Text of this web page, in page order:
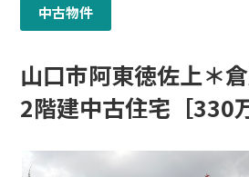
中古物件
山口市阿東徳佐上＊
2階建中古住宅［330